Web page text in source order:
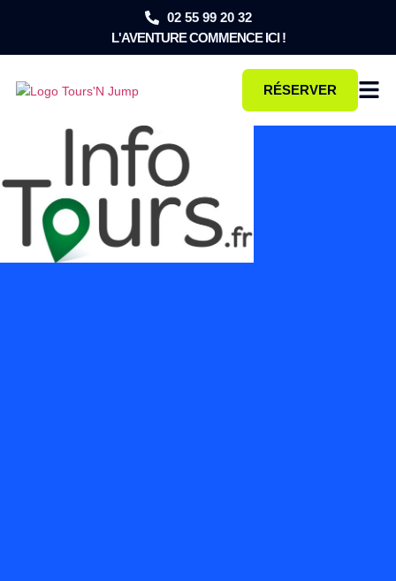
L'AVENTURE COMMENCE ICI !
02 55 99 20 32
RÉSERVER